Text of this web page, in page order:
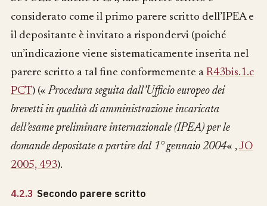
considerato come il primo parere scritto dell’IPEA e
il depositante è invitato a rispondervi (poiché
un’indicazione viene sistematicamente inserita nel
parere scritto a tal fine conformemente a R43bis.1.c
PCT) («Procedura seguita dall’Ufficio europeo dei
brevetti in qualità di amministrazione incaricata
dell’esame preliminare internazionale (IPEA) per le
domande depositate a partire dal 1° gennaio 2004« ,JO
2005, 493).
4.2.3 Secondo parere scritto